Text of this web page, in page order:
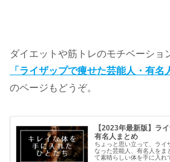
ダイエットや筋トレのモチベーショ
「ライザップで痩せた芸能人・有名
のページもどうぞ。
【2023年最新版】ラ
有名人まとめ
ちょっと思い立って、ライ
なった芸能人、有名人をま
て素晴らしい体を手に入れ